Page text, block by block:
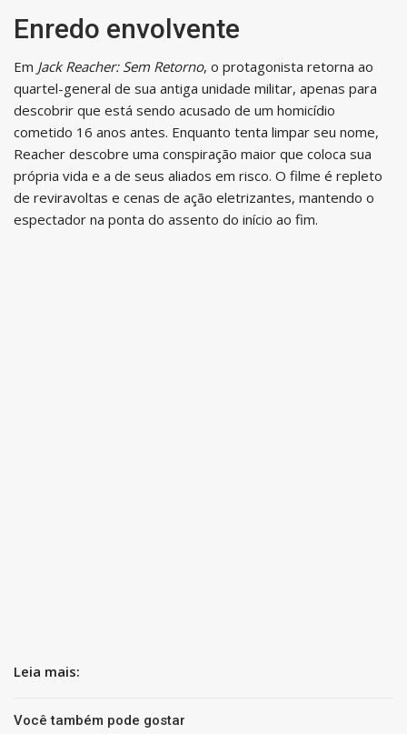
Enredo envolvente
Em Jack Reacher: Sem Retorno, o protagonista retorna ao
quartel-general de sua antiga unidade militar, apenas para
descobrir que está sendo acusado de um homicídio
cometido 16 anos antes. Enquanto tenta limpar seu nome,
Reacher descobre uma conspiração maior que coloca sua
própria vida e a de seus aliados em risco. O filme é repleto
de reviravoltas e cenas de ação eletrizantes, mantendo o
espectador na ponta do assento do início ao fim.
Leia mais:
Você também pode gostar